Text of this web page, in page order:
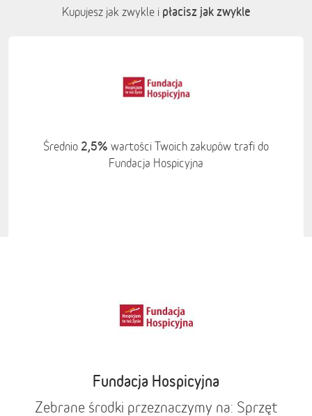
Kupujesz jak zwykle i płacisz jak zwykle
Średnio 2,5% wartości Twoich zakupów trafi do
Fundacja Hospicyjna
Fundacja Hospicyjna
Zebrane środki przeznaczymy na: Sprzęt